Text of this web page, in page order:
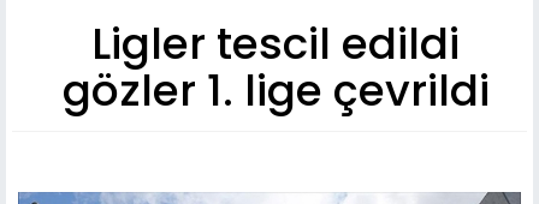
Ligler tescil edildi
gözler 1. lige çevrildi